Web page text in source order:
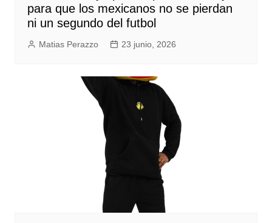
para que los mexicanos no se pierdan
ni un segundo del futbol
Matias Perazzo 23 junio, 2026